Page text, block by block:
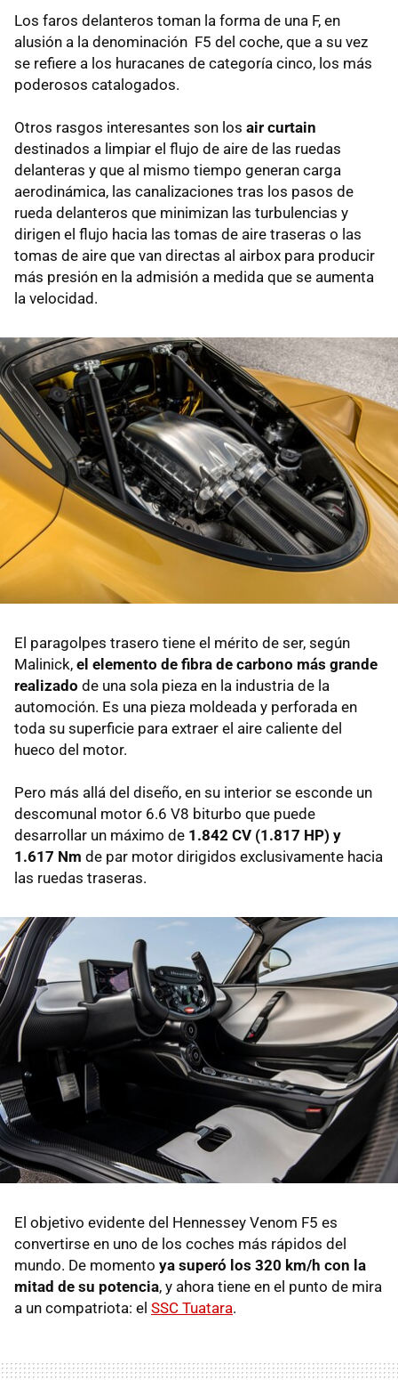
Los faros delanteros toman la forma de una F, en
alusión a la denominación F5 del coche, que a su vez
se refiere a los huracanes de categoría cinco, los más
poderosos catalogados.
Otros rasgos interesantes son los air curtain
destinados a limpiar el flujo de aire de las ruedas
delanteras y que al mismo tiempo generan carga
aerodinámica, las canalizaciones tras los pasos de
rueda delanteros que minimizan las turbulencias y
dirigen el flujo hacia las tomas de aire traseras o las
tomas de aire que van directas al airbox para producir
más presión en la admisión a medida que se aumenta
la velocidad.
El paragolpes trasero tiene el mérito de ser, según
Malinick, el elemento de fibra de carbono más grande
realizado de una sola pieza en la industria de la
automoción. Es una pieza moldeada y perforada en
toda su superficie para extraer el aire caliente del
hueco del motor.
Pero más allá del diseño, en su interior se esconde un
descomunal motor 6.6 V8 biturbo que puede
desarrollar un máximo de 1.842 CV (1.817 HP) y
1.617 Nm de par motor dirigidos exclusivamente hacia
las ruedas traseras.
El objetivo evidente del Hennessey Venom F5 es
convertirse en uno de los coches más rápidos del
mundo. De momento ya superó los 320 km/h con la
mitad de su potencia, y ahora tiene en el punto de mira
a un compatriota: el SSC Tuatara.